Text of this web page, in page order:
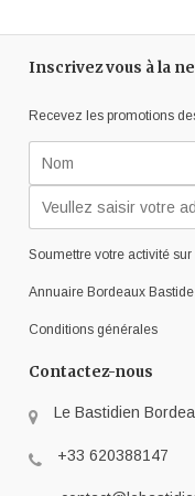
Inscrivez vous à la
Recevez les promotions
Soumettre votre activité
Annuaire Bordeaux Bastide
Conditions générales
Contactez-nous
Le Bastidien
+33 620388147